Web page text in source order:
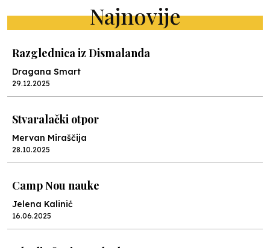
Najnovije
Razglednica iz Dismalanda
Dragana Smart
29.12.2025
Stvaralački otpor
Mervan Miraščija
28.10.2025
Camp Nou nauke
Jelena Kalinić
16.06.2025